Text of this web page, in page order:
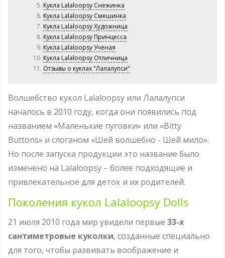
Кукла Lalaloopsy Снежинка
Кукла Lalaloopsy Смешинка
Кукла Lalaloopsy Художница
Кукла Lalaloopsy Принцесса
Кукла Lalaloopsy Ученая
Кукла Lalaloopsy Отличница
Отзывы о куклах "Лалалупси"
Волшебство кукол Lalaloopsy или Лалалупси
началось в 2010 году, когда они появились под
названием «Маленькие пуговки» или «Bitty
Buttons» и слоганом «Шей волшебно - Шей мило».
Но после запуска продукции это название было
изменено на Lalaloopsy – более подходящие и
привлекательное для деток и их родителей.
Поколения кукол Lalaloopsy Dolls
21 июля 2010 года мир увидели первые 33-х
сантиметровые куколки, созданные специально
для того, чтобы развивать воображение и